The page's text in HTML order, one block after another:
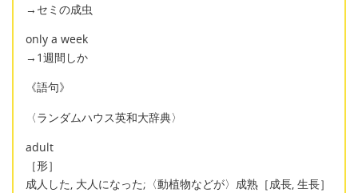
→セミの成虫
only a week
→1週間しか
《語句》
〈ランダムハウス英和大辞典〉
adult
［形］
成人した, 大人になった;〈動植物などが〉成熟［成長, 生長］